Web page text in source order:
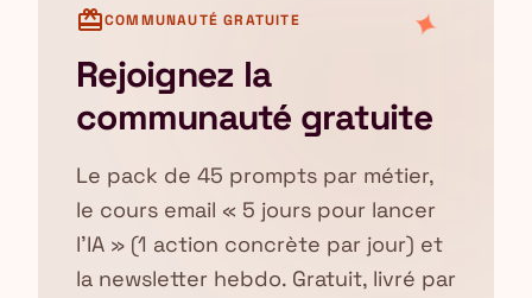
✦
card_giftcardCOMMUNAUTÉ GRATUITE
Rejoignez la
communauté gratuite
Le pack de 45 prompts par métier,
le cours email « 5 jours pour lancer
l'IA » (1 action concrète par jour) et
la newsletter hebdo. Gratuit, livré par